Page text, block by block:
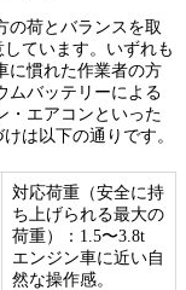
の荷とバランスを取
ています。いずれも
に慣れた作業者の方
ムバッテリーによる
・エアコンといった
は以下の通りです。
対応荷重（安全に持
ち上げられる最大の
荷重）：1.5〜3.8t
エンジン車に近い自
然な操作感。